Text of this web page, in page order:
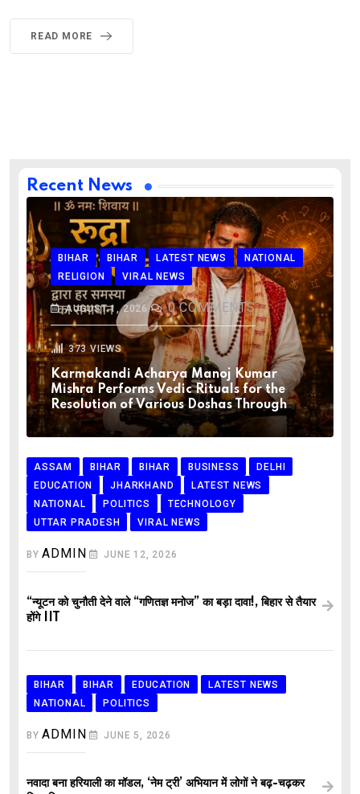
READ MORE
Recent News
BIHAR BIHAR LATEST NEWS
NATIONAL
RELIGION
VIRAL NEWS
AUGUST 1, 2026 0COMMENTS
373 VIEWS
Karmakandi Acharya Manoj Kumar
Mishra Performs Vedic Rituals for the
Resolution of Various Doshas Through
ASSAM BIHAR BIHAR BUSINESS
DELHI
EDUCATION
JHARKHAND
LATEST NEWS
NATIONAL
POLITICS
TECHNOLOGY
UTTAR PRADESH
VIRAL NEWS
BYADMIN JUNE 12, 2026
“न्यूटन को चुनौती देने वाले “गणितज्ञ मनोज” का बड़ा दावा!, बिहार से तैयार
होंगे IIT
BIHAR BIHAR EDUCATION
LATEST NEWS
NATIONAL
POLITICS
BYADMIN JUNE 5, 2026
नवादा बना हरियाली का मॉडल, ‘नेम ट्री’ अभियान में लोगों ने बढ़-चढ़कर